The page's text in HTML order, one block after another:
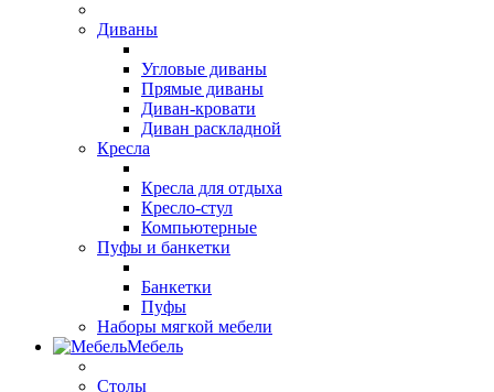
Диваны
Угловые диваны
Прямые диваны
Диван-кровати
Диван раскладной
Кресла
Кресла для отдыха
Кресло-стул
Компьютерные
Пуфы и банкетки
Банкетки
Пуфы
Наборы мягкой мебели
Мебель
Столы